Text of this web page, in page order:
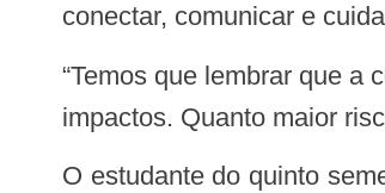
conectar, comunicar e
“Temos que lembrar que a comunicação com outros grupos, onde podem existir pessoas mais vulneráveis, pode causar diversos
impactos. Quanto maior
O estudante do quinto semestre de Enfermagem, Lucas Gualberto, que participou da abertura do evento, acredita que discutir o